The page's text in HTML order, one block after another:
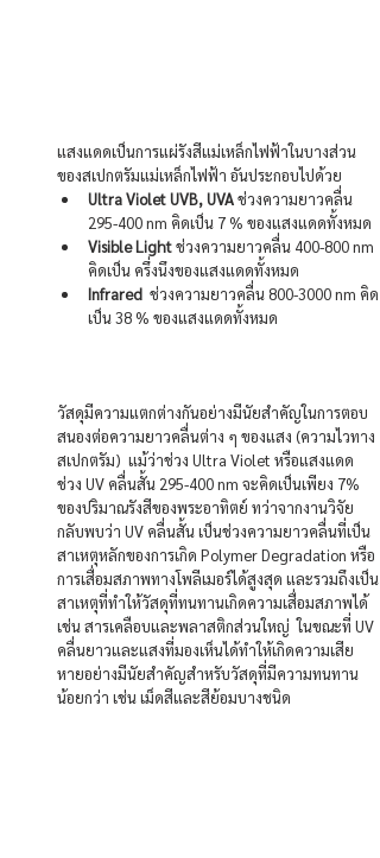
แสงแดดเป็นการแผ่รังสีแม่เหล็กไฟฟ้าในบางส่วน
ของสเปกตรัมแม่เหล็กไฟฟ้า อันประกอบไปด้วย
Ultra Violet UVB, UVA ช่วงความยาวคลื่น
295-400 nm คิดเป็น 7 % ของแสงแดดทั้งหมด
Visible Light ช่วงความยาวคลื่น 400-800 nm
คิดเป็น ครึ่งนึงของแสงแดดทั้งหมด
Infrared
  ช่วงความยาวคลื่น 800-3000 nm คิด
เป็น 38 % ของแสงแดดทั้งหมด
วัสดุมีความแตกต่างกันอย่างมีนัยสำคัญในการตอบ
สนองต่อความยาวคลื่นต่าง ๆ ของแสง (ความไวทาง
สเปกตรัม)  แม้ว่าช่วง Ultra Violet หรือแสงแดด
ช่วง UV คลื่นสั้น 295-400 nm จะคิดเป็นเพียง 7%
ของปริมาณรังสีของพระอาทิตย์ ทว่าจากงานวิจัย
กลับพบว่า UV คลื่นสั้น เป็นช่วงความยาวคลื่นที่เป็น
สาเหตุหลักของการเกิด Polymer Degradation หรือ
การเสื่อมสภาพทางโพลีเมอร์ได้สูงสุด และรวมถึงเป็น
สาเหตุที่ทำให้วัสดุที่ทนทานเกิดความเสื่อมสภาพได้
เช่น สารเคลือบและพลาสติกส่วนใหญ่  ในขณะที่ UV
คลื่นยาวและแสงที่มองเห็นได้ทำให้เกิดความเสีย
หายอย่างมีนัยสำคัญสำหรับวัสดุที่มีความทนทาน
น้อยกว่า เช่น เม็ดสีและสีย้อมบางชนิด